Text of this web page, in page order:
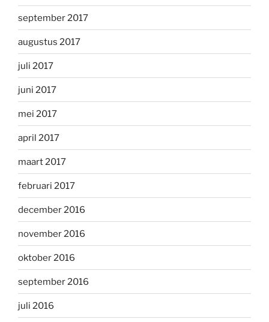
september 2017
augustus 2017
juli 2017
juni 2017
mei 2017
april 2017
maart 2017
februari 2017
december 2016
november 2016
oktober 2016
september 2016
juli 2016